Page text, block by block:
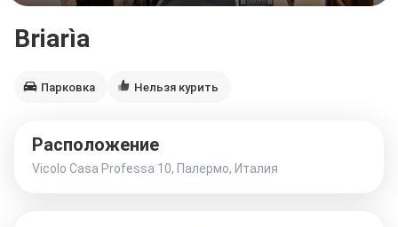
Briarìa
Парковка Нельзя курить
Расположение
Vicolo Casa Professa 10, Палермо, Италия